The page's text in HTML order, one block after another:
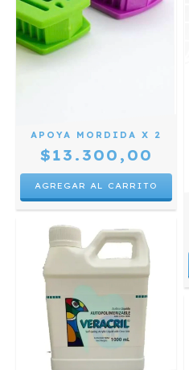
APOYA MORDIDA X 2
$13.300,00